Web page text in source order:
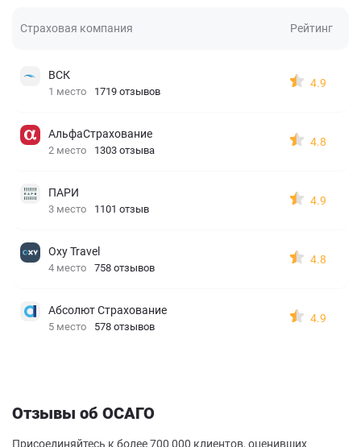
Страховая компания Рейтинг
ВСК
1 место 1719 отзывов
4.9
АльфаСтрахование
2 место 1303 отзыва
4.8
ПАРИ
3 место 1101 отзыв
4.9
Oxy Travel
4 место 758 отзывов
4.8
Абсолют Страхование
5 место 578 отзывов
4.9
Отзывы об ОСАГО
Присоединяйтесь к более 700 000 клиентов, оценивших